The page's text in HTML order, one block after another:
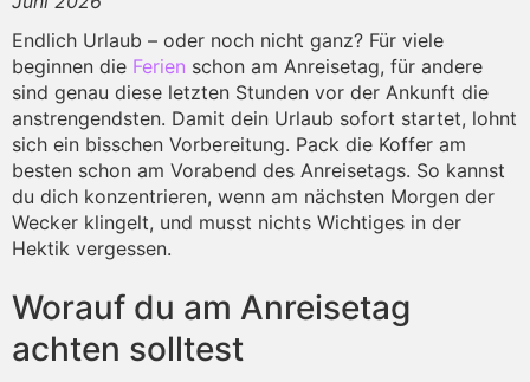
Endlich Urlaub – oder noch nicht ganz? Für viele
beginnen die Ferien schon am Anreisetag, für andere
sind genau diese letzten Stunden vor der Ankunft die
anstrengendsten. Damit dein Urlaub sofort startet, lohnt
sich ein bisschen Vorbereitung. Pack die Koffer am
besten schon am Vorabend des Anreisetags. So kannst
du dich konzentrieren, wenn am nächsten Morgen der
Wecker klingelt, und musst nichts Wichtiges in der
Hektik vergessen.
Worauf du am Anreisetag
achten solltest